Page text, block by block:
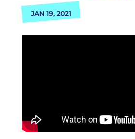
JAN 19, 2021